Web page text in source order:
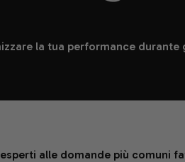
la tua performance durante
alle domande più comuni